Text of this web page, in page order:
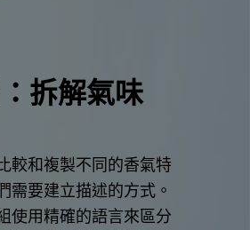
拆解氣味
較和複製不同的香氣特
需要建立描述的方式。
使用精確的語言來區分